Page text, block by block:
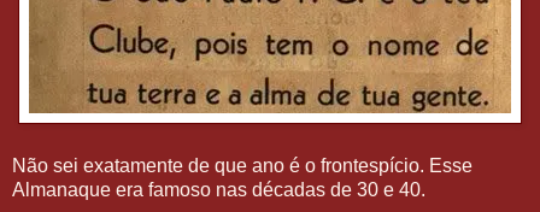
Não sei exatamente de que ano é o frontespício. Esse
Almanaque era famoso nas décadas de 30 e 40.